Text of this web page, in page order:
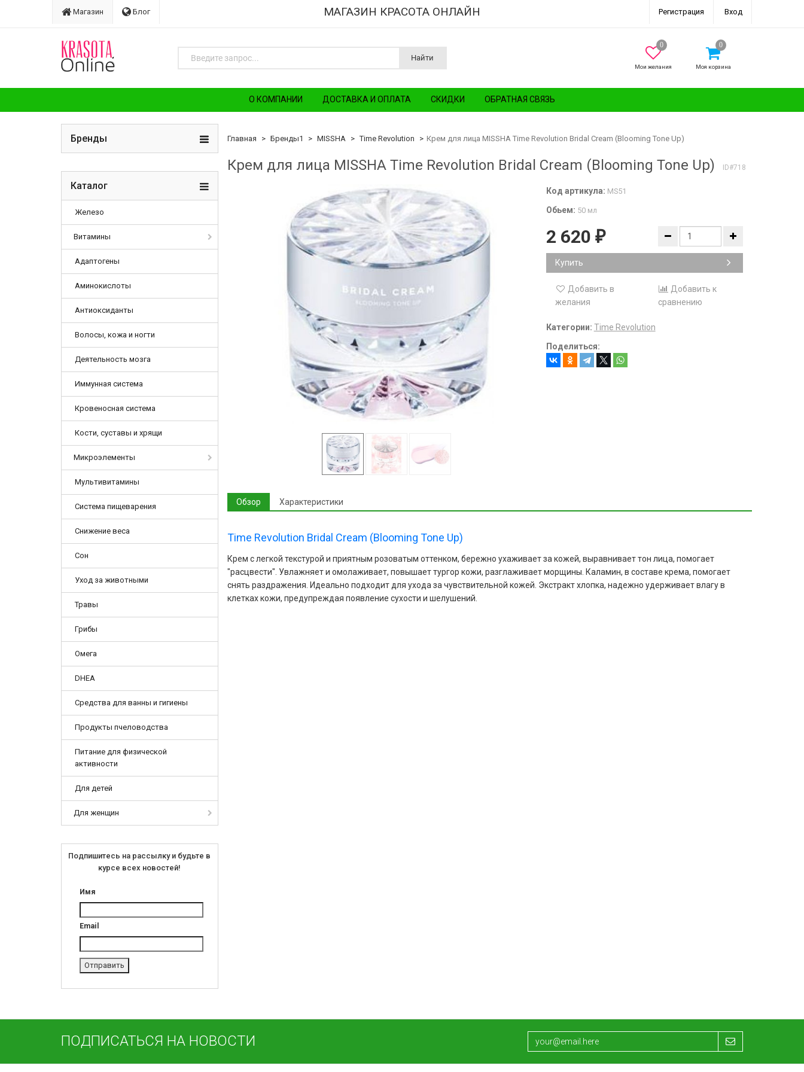
Магазин Блог МАГАЗИН КРАСОТА ОНЛАЙН Регистрация Вход
Найти
Мои желания Моя корзина
О КОМПАНИИ ДОСТАВКА И ОПЛАТА СКИДКИ ОБРАТНАЯ СВЯЗЬ
Бренды
Каталог
Железо
Витамины
Адаптогены
Аминокислоты
Антиоксиданты
Волосы, кожа и ногти
Деятельность мозга
Иммунная система
Кровеносная система
Кости, суставы и хрящи
Микроэлементы
Мультивитамины
Система пищеварения
Снижение веса
Сон
Уход за животными
Травы
Грибы
Омега
DHEA
Средства для ванны и гигиены
Продукты пчеловодства
Питание для физической
активности
Для детей
Для женщин
Подпишитесь на рассылку и будьте в
курсе всех новостей!
Имя
Email
Главная Бренды1 MISSHA Time Revolution Крем для лица MISSHA Time Revolution Bridal Cream (Blooming Tone Up)
Крем для лица MISSHA Time Revolution Bridal Cream (Blooming Tone Up) ID#718
Код артикула: MS51
Обьем: 50 мл
2 620 ₽
Купить
Добавить в
желания
Добавить к
сравнению
Категории: Time Revolution
Поделиться:
Обзор Характеристики
Time Revolution Bridal Cream (Blooming Tone Up)
Крем с легкой текстурой и приятным розоватым оттенком, бережно ухаживает за кожей, выравнивает тон лица, помогает
"расцвести". Увлажняет и омолаживает, повышает тургор кожи, разглаживает морщины. Каламин, в составе крема, помогает
снять раздражения. Идеально подходит для ухода за чувствительной кожей. Экстракт хлопка, надежно удерживает влагу в
клетках кожи, предупреждая появление сухости и шелушений.
ПОДПИСАТЬСЯ НА НОВОСТИ